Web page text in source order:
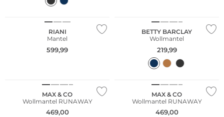
RIANI
Mantel
599,99
BETTY BARCLAY
Wollmantel
219,99
MAX & CO
Wollmantel RUNAWAY
469,00
MAX & CO
Wollmantel RUNAWAY
469,00